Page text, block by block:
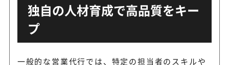
独自の人材育成で高品質をキー
プ
一般的な営業代行では、特定の担当者のスキルや